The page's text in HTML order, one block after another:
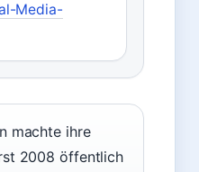
Media-
machte ihre
2008 öffentlich